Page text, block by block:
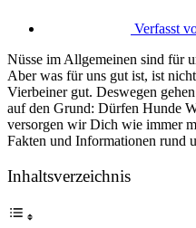
Verfasst
Nüsse im Allgemeinen sind für
Aber was für uns gut ist, ist
Vierbeiner gut. Deswegen
auf den Grund: Dürfen Hunde
versorgen wir Dich wie immer
Fakten und Informationen rund
Inhaltsverzeichnis